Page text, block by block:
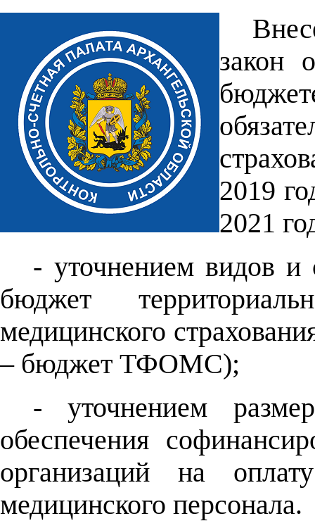
закон
2019
2021
- уточнением видов
бюджет
медицинского
– бюджет ТФОМС);
- уточнением
обеспечения
организаций на
медицинского персонала.